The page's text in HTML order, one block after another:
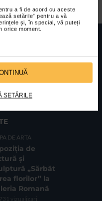
a fi de acord cu aceste
setările” pentru a vă
și, în special, vă puteți
orice moment.
SETĂRILE
special: 4 PJ/ 29.01.2013
Nr. 6, parter Bl. 42,
DE ARTA
de
și
„Sărbăt
florilor” la
Romană
vizualizari